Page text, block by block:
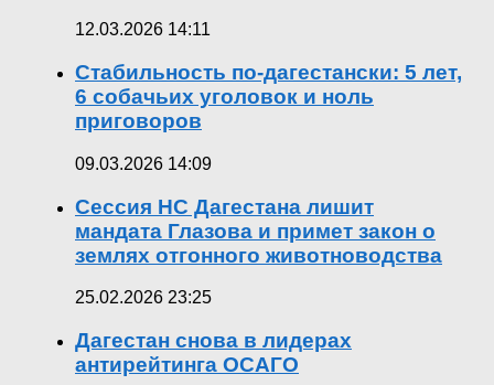
12.03.2026 14:11
Стабильность по-дагестански: 5 лет,
6 собачьих уголовок и ноль
приговоров
09.03.2026 14:09
Сессия НС Дагестана лишит
мандата Глазова и примет закон о
землях отгонного животноводства
25.02.2026 23:25
Дагестан снова в лидерах
антирейтинга ОСАГО